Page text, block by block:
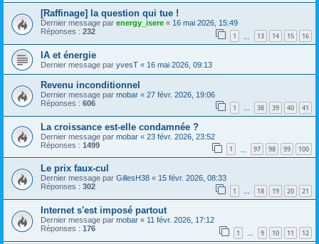
[Raffinage] la question qui tue !
Dernier message par energy_isere « 16 mai 2026, 15:49
Réponses : 232 1 13 14 15 16
IA et énergie
Dernier message par yvesT « 16 mai 2026, 09:13
Revenu inconditionnel
Dernier message par mobar « 27 févr. 2026, 19:06
Réponses : 606 1 … 38 39 40 41
La croissance est-elle condamnée ?
Dernier message par mobar « 23 févr. 2026, 23:52
Réponses : 1499 1 97 98 99 100
Le prix faux-cul
Dernier message par GillesH38 « 15 févr. 2026, 08:33
Réponses : 302 1 … 18 19 20 21
Internet s'est imposé partout
Dernier message par mobar « 11 févr. 2026, 17:12
Réponses : 176 1 … 9 10 11 12